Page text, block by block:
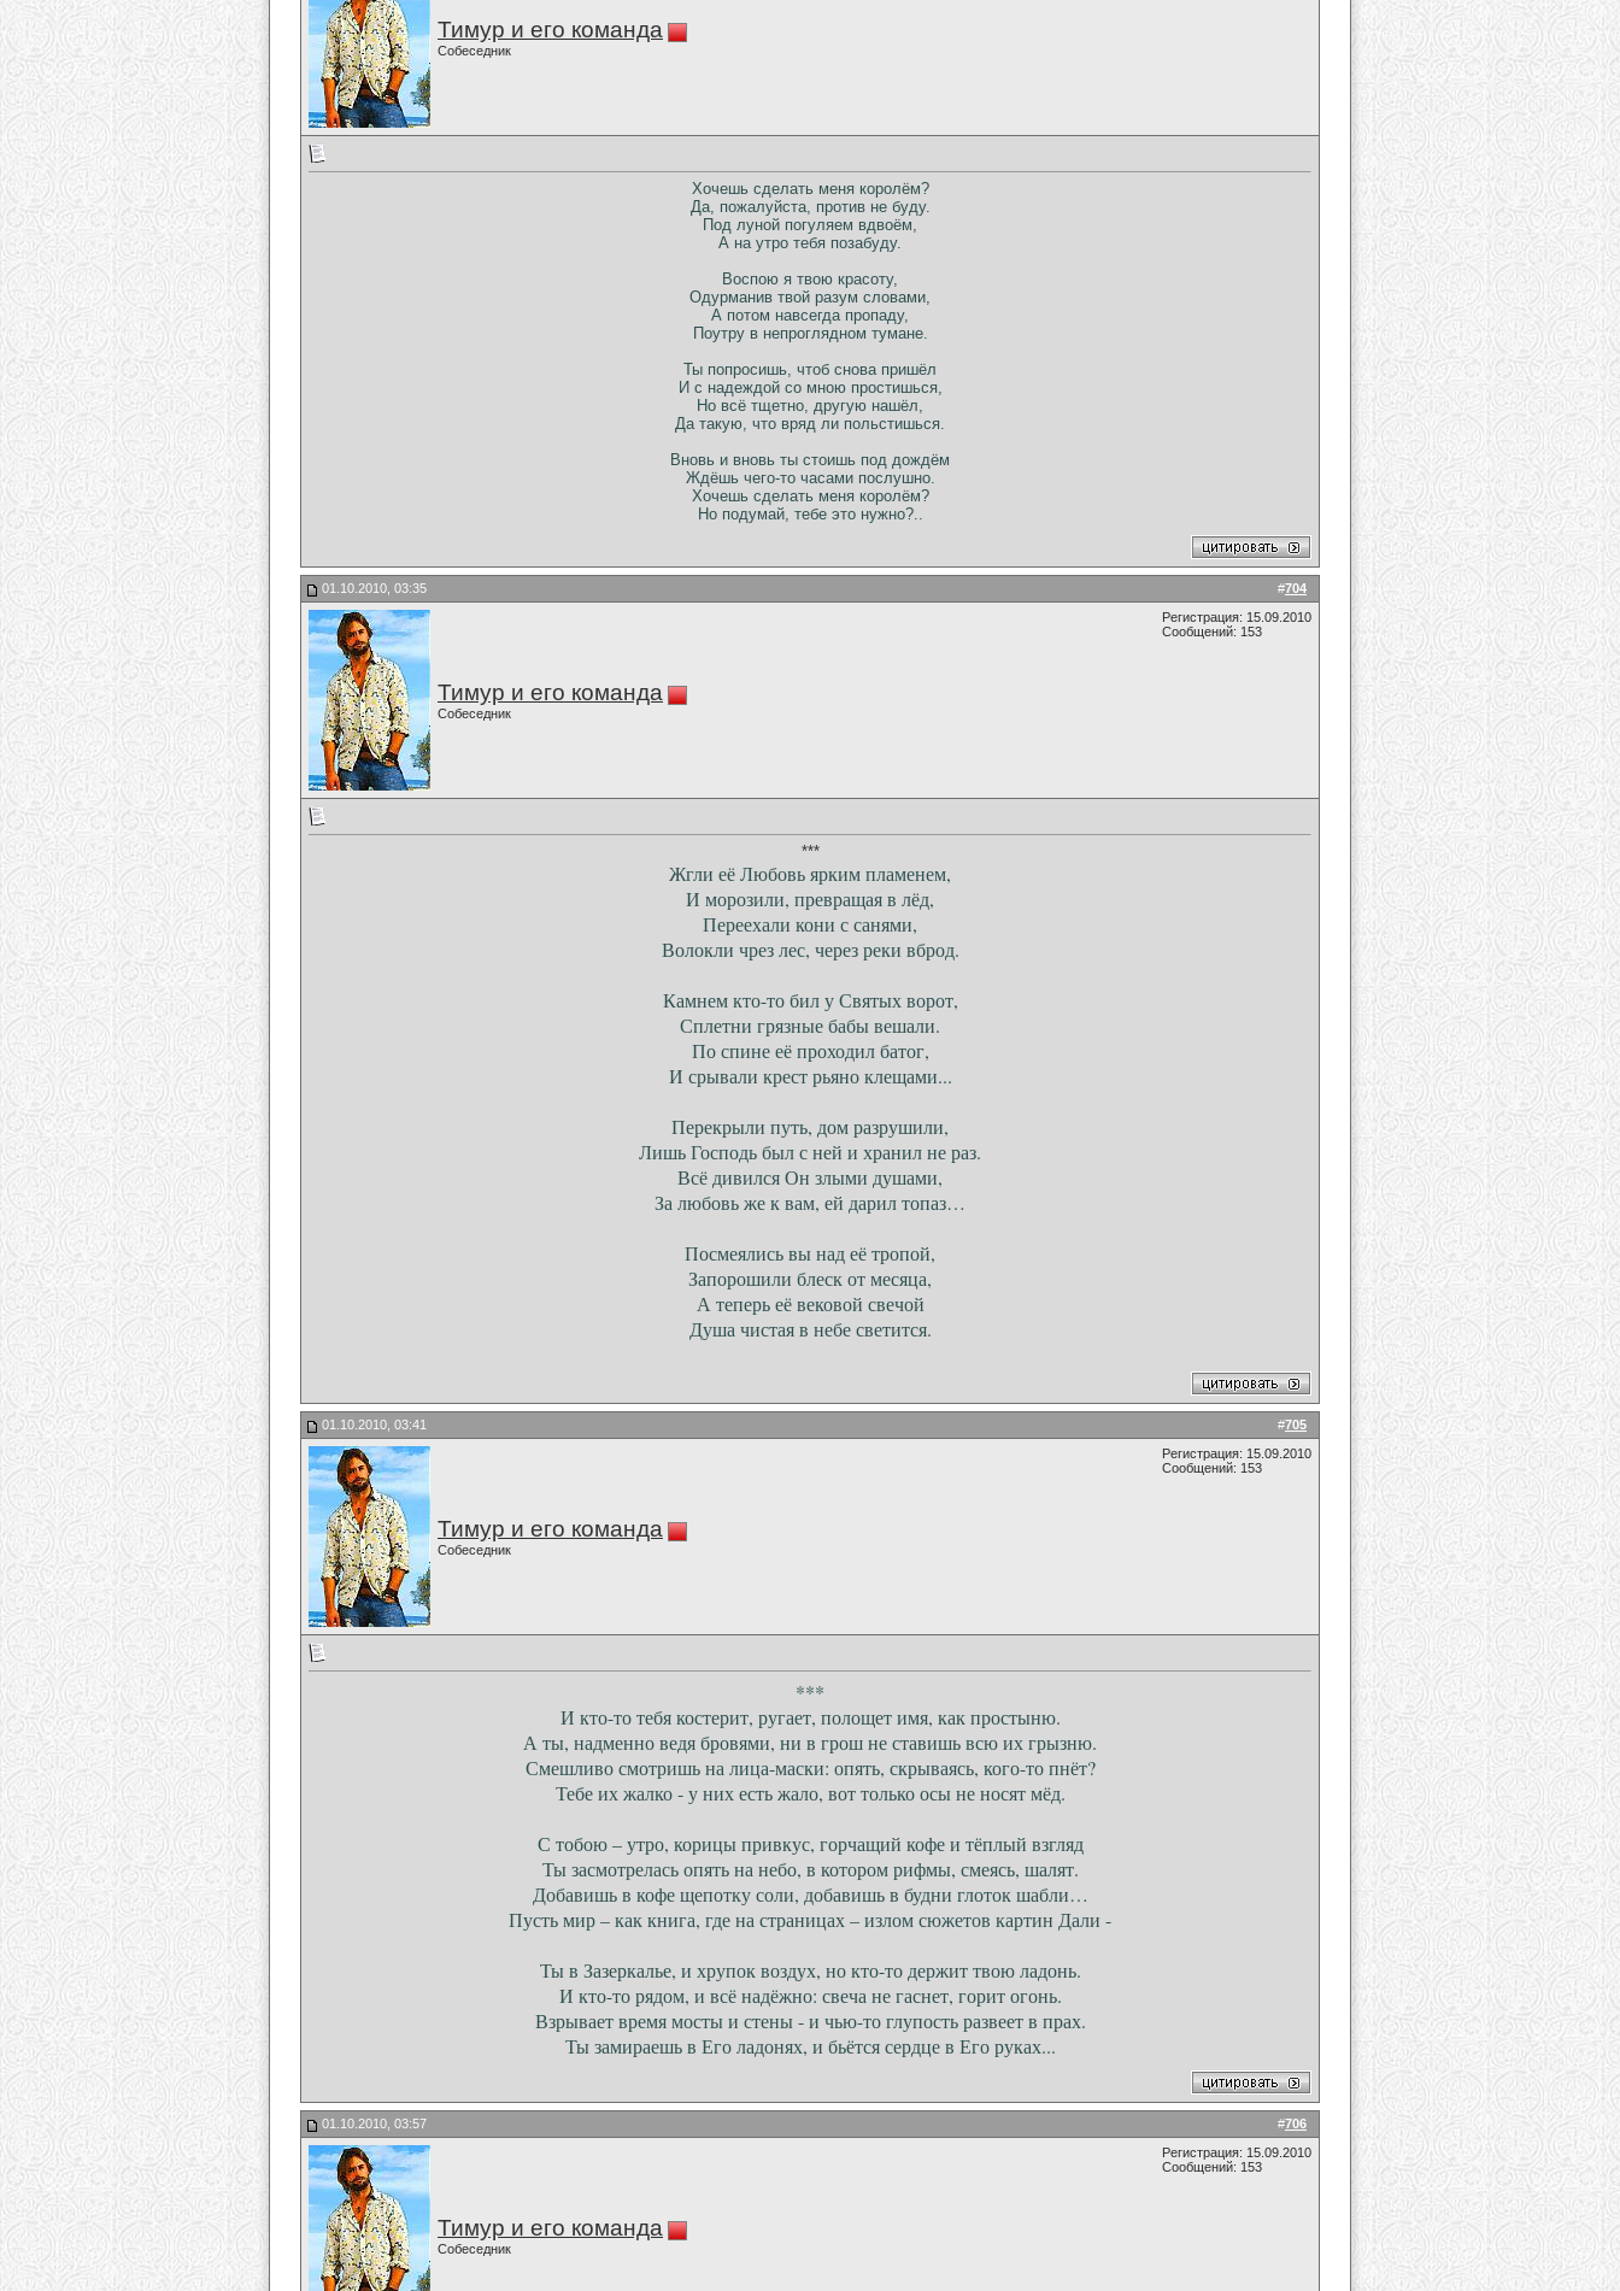
Тимур и его команда
Собеседник
Хочешь сделать меня королём?
Да, пожалуйста, против не буду.
Под луной погуляем вдвоём,
А на утро тебя позабуду.
Воспою я твою красоту,
Одурманив твой разум словами,
А потом навсегда пропаду,
Поутру в непроглядном тумане.
Ты попросишь, чтоб снова пришёл
И с надеждой со мною простишься,
Но всё тщетно, другую нашёл,
Да такую, что вряд ли польстишься.
Вновь и вновь ты стоишь под дождём
Ждёшь чего-то часами послушно.
Хочешь сделать меня королём?
Но подумай, тебе это нужно?..
#704
01.10.2010, 03:35
Тимур и его команда
Собеседник
Регистрация: 15.09.2010
Сообщений: 153
***
Жгли её Любовь ярким пламенем,
И морозили, превращая в лёд,
Переехали кони с санями,
Волокли чрез лес, через реки вброд.
Камнем кто-то бил у Святых ворот,
Сплетни грязные бабы вешали.
По спине её проходил батог,
И срывали крест рьяно клещами...
Перекрыли путь, дом разрушили,
Лишь Господь был с ней и хранил не раз.
Всё дивился Он злыми душами,
За любовь же к вам, ей дарил топаз…
Посмеялись вы над её тропой,
Запорошили блеск от месяца,
А теперь её вековой свечой
Душа чистая в небе светится.
#705
01.10.2010, 03:41
Тимур и его команда
Собеседник
Регистрация: 15.09.2010
Сообщений: 153
***
И кто-то тебя костерит, ругает, полощет имя, как простыню.
А ты, надменно ведя бровями, ни в грош не ставишь всю их грызню.
Смешливо смотришь на лица-маски: опять, скрываясь, кого-то пнёт?
Тебе их жалко - у них есть жало, вот только осы не носят мёд.
С тобою – утро, корицы привкус, горчащий кофе и тёплый взгляд
Ты засмотрелась опять на небо, в котором рифмы, смеясь, шалят.
Добавишь в кофе щепотку соли, добавишь в будни глоток шабли…
Пусть мир – как книга, где на страницах – излом сюжетов картин Дали -
Ты в Зазеркалье, и хрупок воздух, но кто-то держит твою ладонь.
И кто-то рядом, и всё надёжно: свеча не гаснет, горит огонь.
Взрывает время мосты и стены - и чью-то глупость развеет в прах.
Ты замираешь в Его ладонях, и бьётся сердце в Его руках...
#706
01.10.2010, 03:57
Тимур и его команда
Собеседник
Регистрация: 15.09.2010
Сообщений: 153